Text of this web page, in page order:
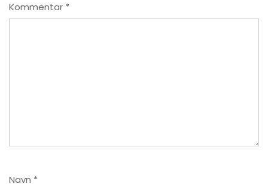
Kommentar *
Navn *